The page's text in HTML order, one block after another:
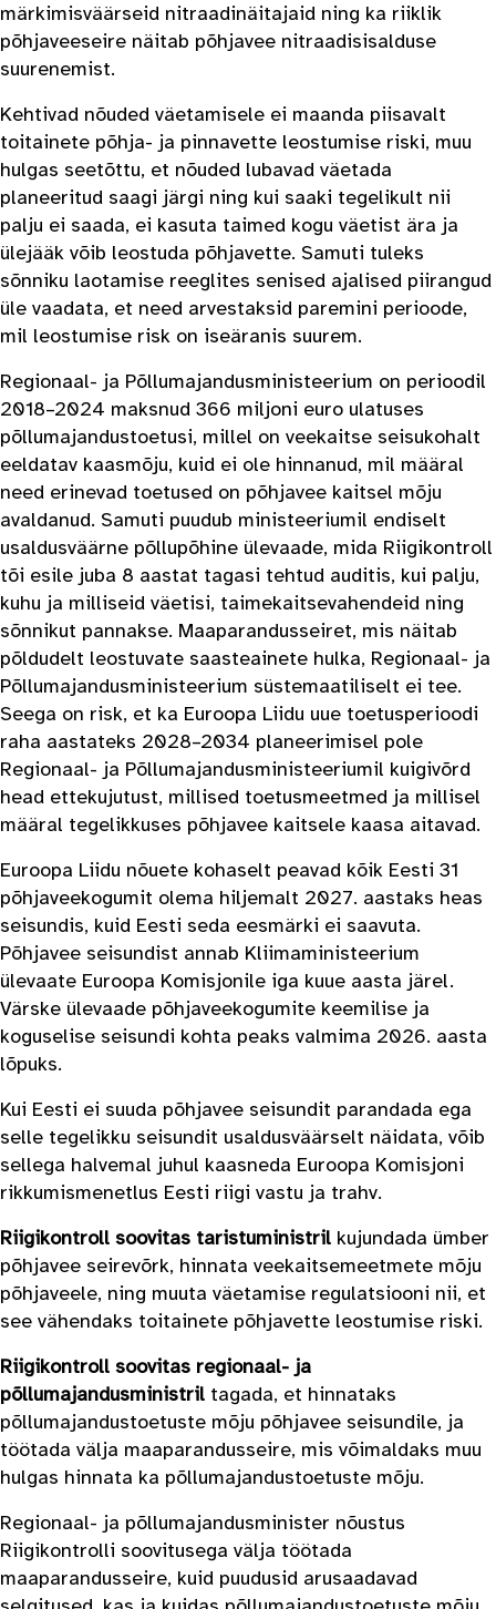
märkimisväärseid nitraadinäitajaid ning ka riiklik
põhjaveeseire näitab põhjavee nitraadisisalduse
suurenemist.
Kehtivad nõuded väetamisele ei maanda piisavalt
toitainete põhja- ja pinnavette leostumise riski, muu
hulgas seetõttu, et nõuded lubavad väetada
planeeritud saagi järgi ning kui saaki tegelikult nii
palju ei saada, ei kasuta taimed kogu väetist ära ja
ülejääk võib leostuda põhjavette. Samuti tuleks
sõnniku laotamise reeglites senised ajalised piirangud
üle vaadata, et need arvestaksid paremini perioode,
mil leostumise risk on iseäranis suurem.
Regionaal- ja Põllumajandusministeerium on perioodil
2018–2024 maksnud 366 miljoni euro ulatuses
põllumajandustoetusi, millel on veekaitse seisukohalt
eeldatav kaasmõju, kuid ei ole hinnanud, mil määral
need erinevad toetused on põhjavee kaitsel mõju
avaldanud. Samuti puudub ministeeriumil endiselt
usaldusväärne põllupõhine ülevaade, mida Riigikontroll
tõi esile juba 8 aastat tagasi tehtud auditis, kui palju,
kuhu ja milliseid väetisi, taimekaitsevahendeid ning
sõnnikut pannakse. Maaparandusseiret, mis näitab
põldudelt leostuvate saasteainete hulka, Regionaal- ja
Põllumajandusministeerium süstemaatiliselt ei tee.
Seega on risk, et ka Euroopa Liidu uue toetusperioodi
raha aastateks 2028–2034 planeerimisel pole
Regionaal- ja Põllumajandusministeeriumil kuigivõrd
head ettekujutust, millised toetusmeetmed ja millisel
määral tegelikkuses põhjavee kaitsele kaasa aitavad.
Euroopa Liidu nõuete kohaselt peavad kõik Eesti 31
põhjaveekogumit olema hiljemalt 2027. aastaks heas
seisundis, kuid Eesti seda eesmärki ei saavuta.
Põhjavee seisundist annab Kliimaministeerium
ülevaate Euroopa Komisjonile iga kuue aasta järel.
Värske ülevaade põhjaveekogumite keemilise ja
koguselise seisundi kohta peaks valmima 2026. aasta
lõpuks.
Kui Eesti ei suuda põhjavee seisundit parandada ega
selle tegelikku seisundit usaldusväärselt näidata, võib
sellega halvemal juhul kaasneda Euroopa Komisjoni
rikkumismenetlus Eesti riigi vastu ja trahv.
Riigikontroll soovitas taristuministril kujundada ümber
põhjavee seirevõrk, hinnata veekaitsemeetmete mõju
põhjaveele, ning muuta väetamise regulatsiooni nii, et
see vähendaks toitainete põhjavette leostumise riski.
Riigikontroll soovitas regionaal- ja
põllumajandusministril tagada, et hinnataks
põllumajandustoetuste mõju põhjavee seisundile, ja
töötada välja maaparandusseire, mis võimaldaks muu
hulgas hinnata ka põllumajandustoetuste mõju.
Regionaal- ja põllumajandusminister nõustus
Riigikontrolli soovitusega välja töötada
maaparandusseire, kuid puudusid arusaadavad